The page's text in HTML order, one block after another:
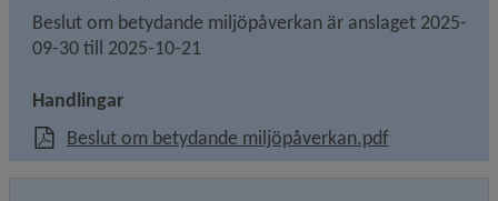
Beslut om betydande miljöpåverkan är anslaget 2025-
09-30 till 2025-10-21
Handlingar
Beslut om betydande miljöpåverkan.pdf, 248.1 kB,